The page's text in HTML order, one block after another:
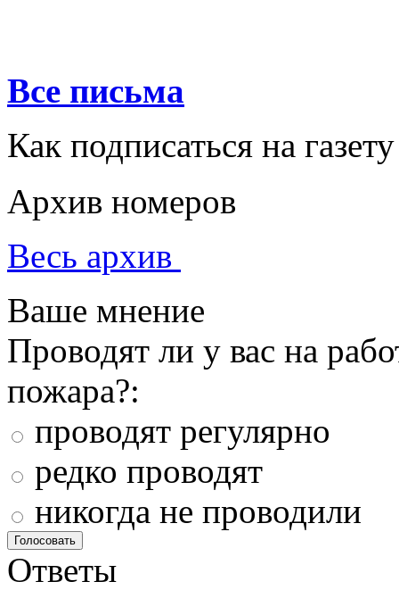
Все письма
Как подписаться на газету
Архив номеров
Весь архив
Ваше мнение
Проводят ли у вас на
пожара?:
проводят регулярно
редко проводят
никогда не проводили
Ответы